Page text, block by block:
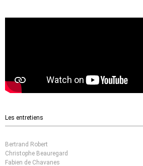
Les entretiens
Bertrand Robert
Christophe Beauregard
Fabien de Chavanes